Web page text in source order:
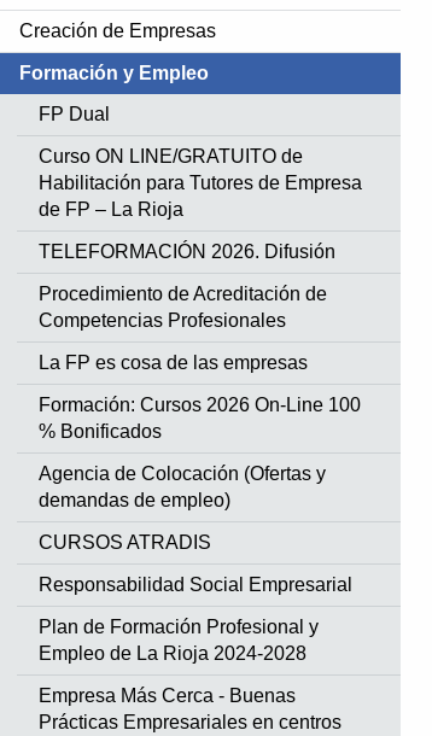
Creación de Empresas
Formación y Empleo
FP Dual
Curso ON LINE/GRATUITO de
Habilitación para Tutores de Empresa
de FP – La Rioja
TELEFORMACIÓN 2026. Difusión
Procedimiento de Acreditación de
Competencias Profesionales
La FP es cosa de las empresas
Formación: Cursos 2026 On-Line 100
% Bonificados
Agencia de Colocación (Ofertas y
demandas de empleo)
CURSOS ATRADIS
Responsabilidad Social Empresarial
Plan de Formación Profesional y
Empleo de La Rioja 2024-2028
Empresa Más Cerca - Buenas
Prácticas Empresariales en centros